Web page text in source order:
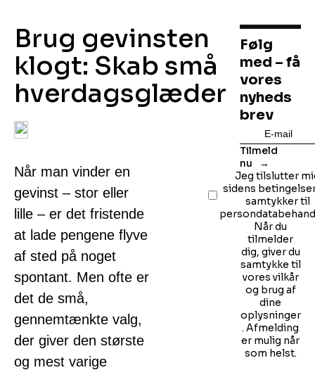
Brug gevinsten
klogt: Skab små
hverdagsglæder
Når man vinder en
gevinst – stor eller
lille – er det fristende
at lade pengene flyve
af sted på noget
spontant. Men ofte er
det de små,
gennemtænkte valg,
der giver den største
og mest varige
Følg
med – få
vores
nyheds
brev
Tilmeld
nu
Jeg tilslutter
sidens
samtykker til
Når du
tilmelder
dig, giver du
samtykke til
vores vilkår
og brug af
dine
oplysninger
. Afmelding
er mulig når
som helst.